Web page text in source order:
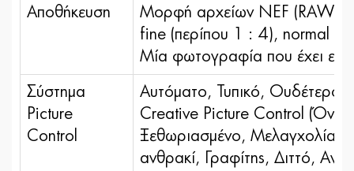
Αποθήκευση
Μορφή αρχείων NEF (RAW):
fine (περίπου 1 : 4), normal
Μία φωτογραφία που έχει
Σύστημα
Picture
Control
Αυτόματο, Τυπικό,
Creative Picture Control
Ξεθωριασμένο, Μελαγχολία,
ανθρακί, Γραφίτης, Διττό,